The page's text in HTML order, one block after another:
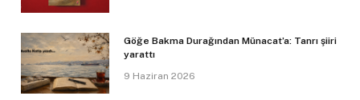
Göğe Bakma Durağından Münacat’a: Tanrı şiiri
yarattı
9 Haziran 2026